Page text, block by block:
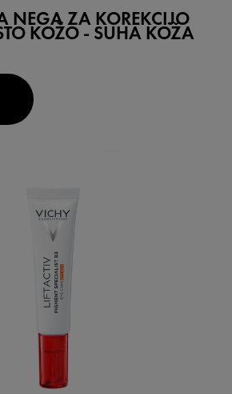
NEGA ZA KOREKCIJO
KOŽO - SUHA KOŽA